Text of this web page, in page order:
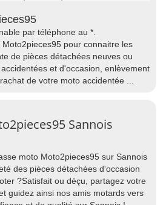
par téléphone au *.
pour connaitre les
de pièces détachées neuves ou
et d'occasion, enlèvement
de votre moto accidentée ...
Sannois
moto Moto2pieces95 sur Sannois
des pièces détachées d'occasion
?Satisfait ou déçu, partagez votre
guidez ainsi nos amis motards vers